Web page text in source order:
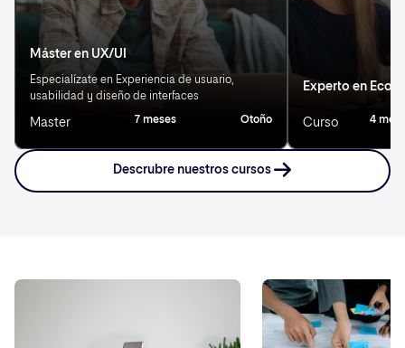
Máster en UX/UI
Especialízate en Experiencia de usuario,
usabilidad y diseño de interfaces
Master 7 meses Otoño
Experto en
Curso 4
Descrubre nuestros cursos